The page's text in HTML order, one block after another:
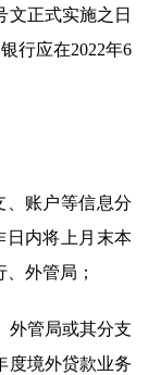
文正式实施之日
行应在2022年6
、账户等信息分
日内将上月末本
外管局；
外管局或其分支
度境外贷款业务